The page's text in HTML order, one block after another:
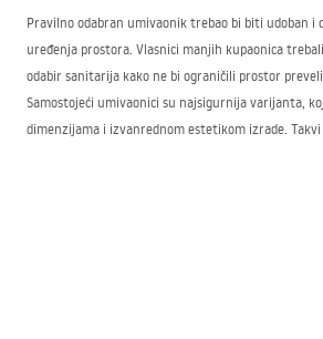
Pravilno odabran umivaonik trebao bi biti udoban i
uređenja prostora. Vlasnici manjih kupaonica
odabir sanitarija kako ne bi ograničili prostor
Samostojeći umivaonici su najsigurnija varijanta,
dimenzijama i izvanrednom estetikom izrade.